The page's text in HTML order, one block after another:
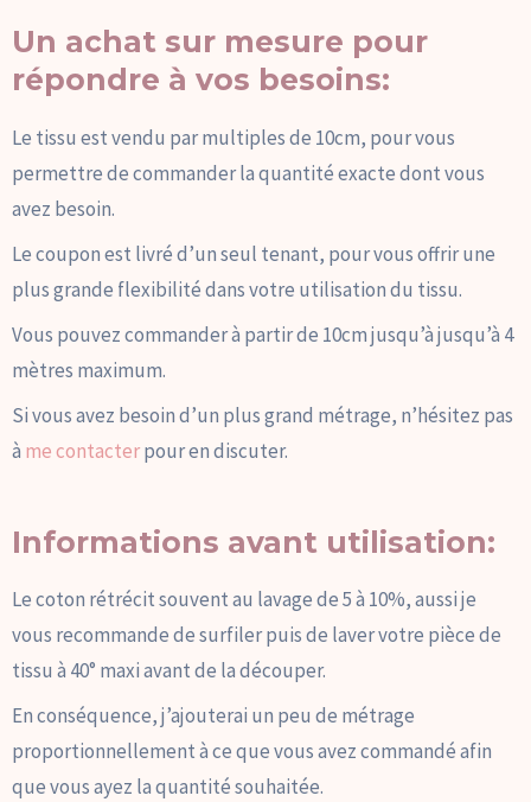
Un achat sur mesure pour
répondre à vos besoins:
Le tissu est vendu par multiples de 10cm, pour vous
permettre de commander la quantité exacte dont vous
avez besoin.
Le coupon est livré d’un seul tenant, pour vous offrir une
plus grande flexibilité dans votre utilisation du tissu.
Vous pouvez commander à partir de 10cm jusqu’à jusqu’à 4
mètres maximum.
Si vous avez besoin d’un plus grand métrage, n’hésitez pas
à me contacterpour en discuter.
Informations avant utilisation:
Le coton rétrécit souvent au lavage de 5 à 10%, aussi je
vous recommande de surfiler puis de laver votre pièce de
tissu à 40° maxi avant de la découper.
En conséquence, j’ajouterai un peu de métrage
proportionnellement à ce que vous avez commandé afin
que vous ayez la quantité souhaitée.